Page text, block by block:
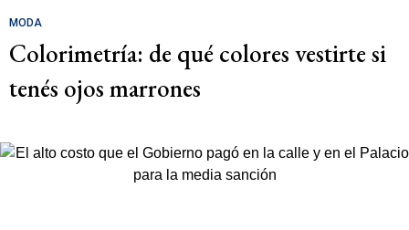
MODA
Colorimetría: de qué colores vestirte si
tenés ojos marrones